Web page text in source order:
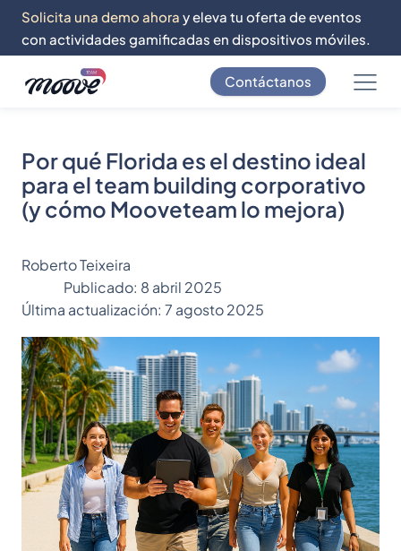
Solicita una demo ahora y eleva tu oferta de eventos
con actividades gamificadas en dispositivos móviles.
Contáctanos
Por qué Florida es el destino ideal
para el team building corporativo
(y cómo Mooveteam lo mejora)
Roberto Teixeira
Publicado: 8 abril 2025
Última actualización: 7 agosto 2025